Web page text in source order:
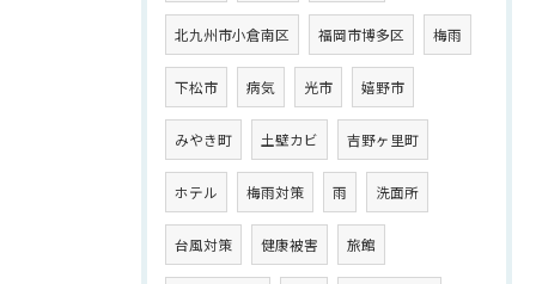
北九州市小倉南区 福岡市博多区 梅雨
下松市 病気 光市 嬉野市
みやき町 土壁カビ 吉野ヶ里町
ホテル 梅雨対策 雨 洗面所
台風対策 健康被害 旅館